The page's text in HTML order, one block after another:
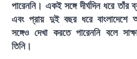
পারেননি। একই সঙ্গে দীর্ঘদিন ধরে তাঁর
এবং প্রায় দুই বছর ধরে বাংলাদেশে
সঙ্গেও দেখা করতে পারেননি বলে
তিনি।